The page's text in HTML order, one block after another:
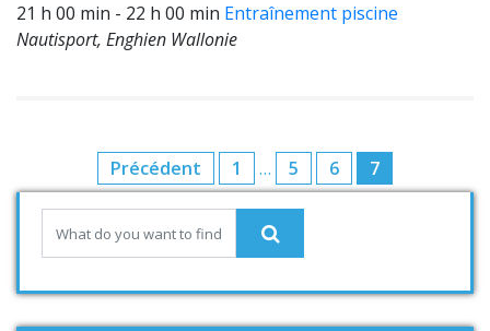
21 h 00 min - 22 h 00 min Entraînement piscine
Nautisport, Enghien Wallonie
Précédent 1 … 5 6 7